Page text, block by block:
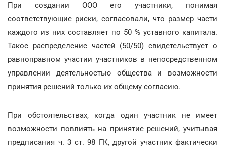
При создании ООО его участники, понимая
соответствующие риски, согласовали, что размер части
каждого из них составляет по 50 % уставного капитала.
Такое распределение частей (50/50) свидетельствует о
равноправном участии участников в непосредственном
управлении деятельностью общества и возможности
принятия решений только их общему согласию.
При обстоятельствах, когда один участник не имеет
возможности повлиять на принятие решений, учитывая
предписания ч. 3 ст. 98 ГК, другой участник фактически